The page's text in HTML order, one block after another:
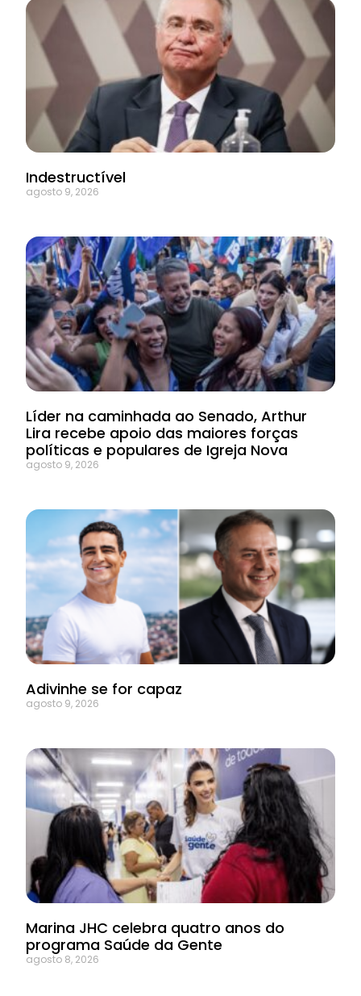
Indestructível
agosto 9, 2026
Líder na caminhada ao Senado, Arthur
Lira recebe apoio das maiores forças
políticas e populares de Igreja Nova
agosto 9, 2026
Adivinhe se for capaz
agosto 9, 2026
Marina JHC celebra quatro anos do
programa Saúde da Gente
agosto 8, 2026